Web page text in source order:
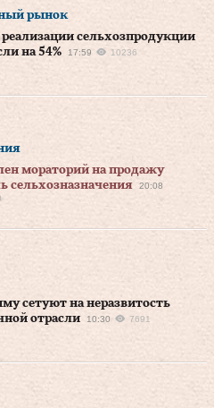
рынок
сельхозпродукции
на 54%
17:59 10236
мораторий на продажу
сельхозназначения
20:08
сетуют на неразвитость
отрасли
10:30 7691